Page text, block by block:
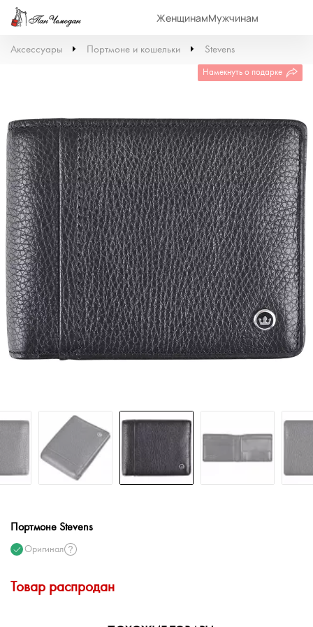
ЖенщинамМужчинам
Аксессуары Портмоне и кошельки Stevens
Намекнуть о подарке
Портмоне Stevens
Оригинал
Товар распродан